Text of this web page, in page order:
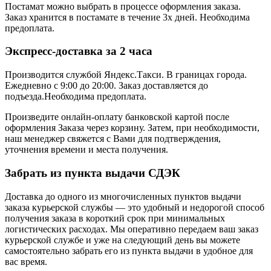
Постамат можно выбрать в процессе оформления заказа.
Заказ хранится в постамате в течение 3х дней. Необходима
предоплата.
Экспресс-доставка за 2 часa
Производится службой Яндекс.Такси. В границах города.
Ежедневно с 9:00 до 20:00. Заказ доставляется до
подъезда.Необходима предоплата.
Произведите онлайн-оплату банковской картой после
оформления Заказа через корзину. Затем, при необходимости,
наш менеджер свяжется с Вами для подтверждения,
уточнения времени и места получения.
Забрать из пункта выдачи СДЭК
Доставка до одного из многочисленных пунктов выдачи
заказа курьерской службы — это удобный и недорогой способ
получения заказа в короткий срок при минимальных
логистических расходах. Мы оперативно передаем ваш заказ
курьерской службе и уже на следующий день вы можете
самостоятельно забрать его из пункта выдачи в удобное для
вас время.